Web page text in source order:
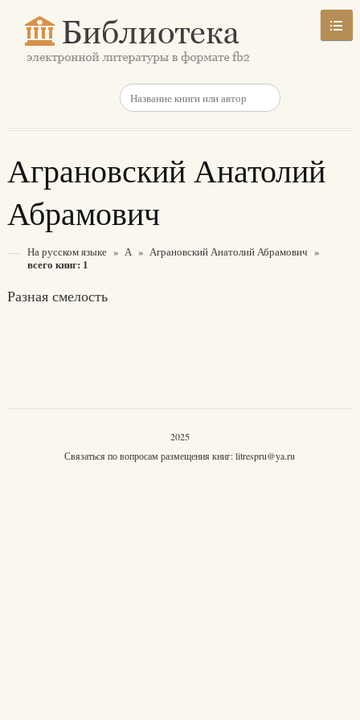
Аграновский Анатолий
Абрамович
На русском языке » А » Аграновский Анатолий Абрамович »
всего книг: 1
Разная смелость
2025
Связаться по вопросам размещения книг:litrespru@ya.ru